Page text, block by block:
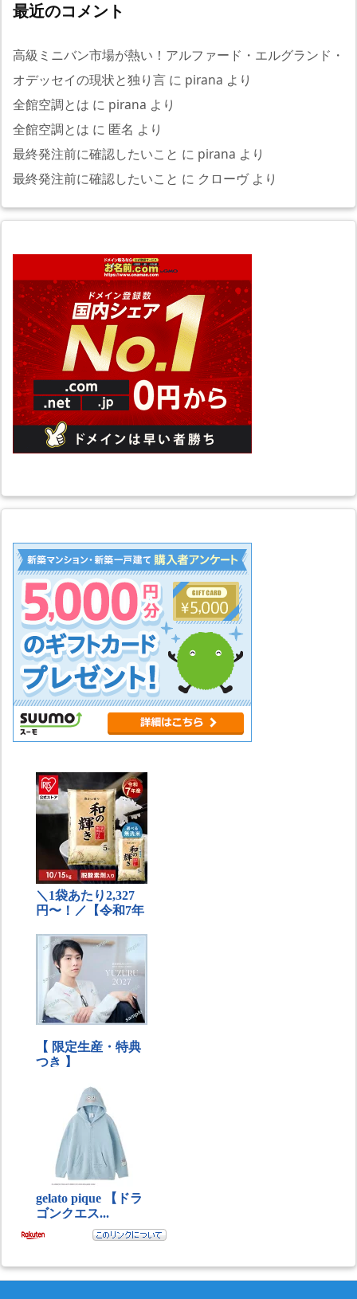
最近のコメント
高級ミニバン市場が熱い！アルファード・エルグランド・
オデッセイの現状と独り言 に pirana より
全館空調とは に pirana より
全館空調とは に 匿名 より
最終発注前に確認したいこと に pirana より
最終発注前に確認したいこと に クローヴより